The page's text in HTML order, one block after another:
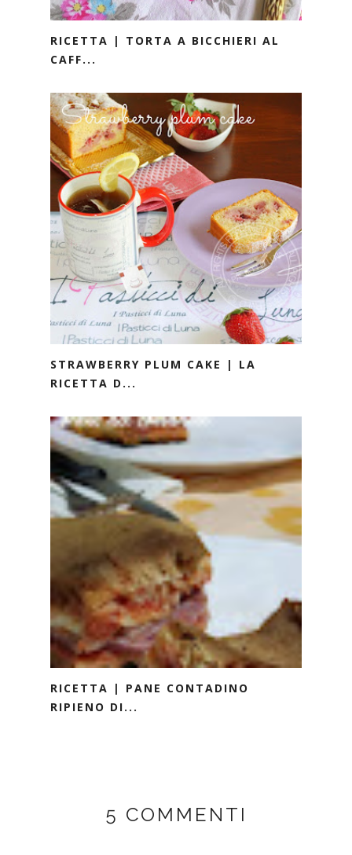
RICETTA | TORTA A BICCHIERI AL
CAFF...
STRAWBERRY PLUM CAKE | LA
RICETTA D...
RICETTA | PANE CONTADINO
RIPIENO DI...
5 COMMENTI